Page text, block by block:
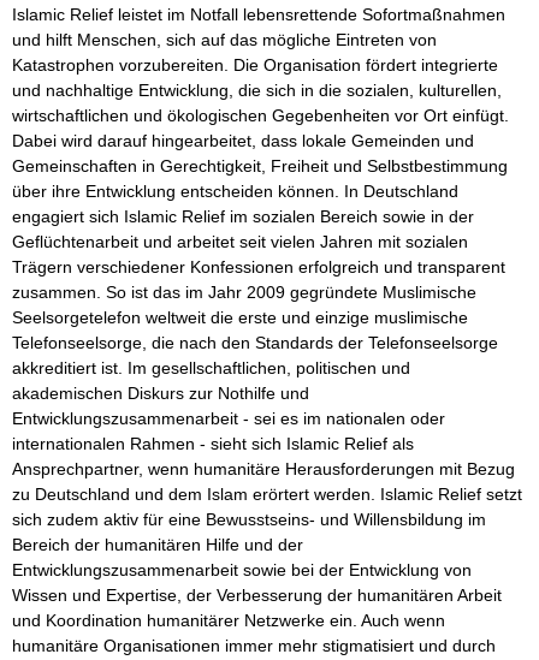
Islamic Relief leistet im Notfall lebensrettende Sofortmaßnahmen
und hilft Menschen, sich auf das mögliche Eintreten von
Katastrophen vorzubereiten. Die Organisation fördert integrierte
und nachhaltige Entwicklung, die sich in die sozialen, kulturellen,
wirtschaftlichen und ökologischen Gegebenheiten vor Ort einfügt.
Dabei wird darauf hingearbeitet, dass lokale Gemeinden und
Gemeinschaften in Gerechtigkeit, Freiheit und Selbstbestimmung
über ihre Entwicklung entscheiden können. In Deutschland
engagiert sich Islamic Relief im sozialen Bereich sowie in der
Geflüchtenarbeit und arbeitet seit vielen Jahren mit sozialen
Trägern verschiedener Konfessionen erfolgreich und transparent
zusammen. So ist das im Jahr 2009 gegründete Muslimische
Seelsorgetelefon weltweit die erste und einzige muslimische
Telefonseelsorge, die nach den Standards der Telefonseelsorge
akkreditiert ist. Im gesellschaftlichen, politischen und
akademischen Diskurs zur Nothilfe und
Entwicklungszusammenarbeit - sei es im nationalen oder
internationalen Rahmen - sieht sich Islamic Relief als
Ansprechpartner, wenn humanitäre Herausforderungen mit Bezug
zu Deutschland und dem Islam erörtert werden. Islamic Relief setzt
sich zudem aktiv für eine Bewusstseins- und Willensbildung im
Bereich der humanitären Hilfe und der
Entwicklungszusammenarbeit sowie bei der Entwicklung von
Wissen und Expertise, der Verbesserung der humanitären Arbeit
und Koordination humanitärer Netzwerke ein. Auch wenn
humanitäre Organisationen immer mehr stigmatisiert und durch